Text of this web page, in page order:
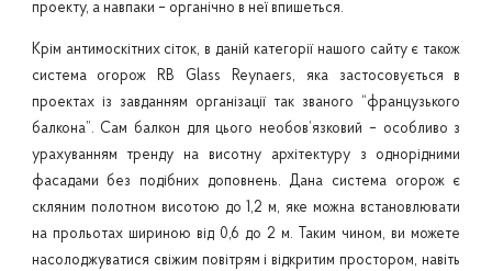
проекту, а навпаки – органічно в неї впишеться.
Крім антимоскітних сіток, в даній категорії нашого сайту є також
система огорож RB Glass Reynaers, яка застосовується в
проектах із завданням організації так званого “французького
балкона”. Сам балкон для цього необов’язковий – особливо з
урахуванням тренду на висотну архітектуру з однорідними
фасадами без подібних доповнень. Дана система огорож є
скляним полотном висотою до 1,2 м, яке можна встановлювати
на прольотах шириною від 0,6 до 2 м. Таким чином, ви можете
насолоджуватися свіжим повітрям і відкритим простором, навіть